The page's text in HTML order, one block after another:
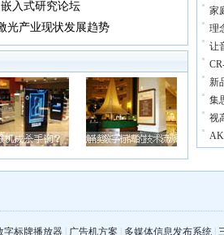
入式研究论坛
光产业现状发展趋势
家
理
让
新
集
视
字标牌播放器 广告机方案 多媒体信息发布系统